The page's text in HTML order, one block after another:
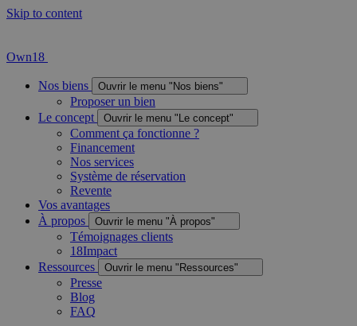
Skip to content
Own18
Nos biens Ouvrir le menu "Nos biens"
Proposer un bien
Le concept
Ouvrir le menu "Le concept"
Comment ça fonctionne ?
Financement
Nos services
Système de réservation
Revente
Vos avantages
À propos
Ouvrir le menu "À propos"
Témoignages clients
18Impact
Ressources
Ouvrir le menu "Ressources"
Presse
Blog
FAQ